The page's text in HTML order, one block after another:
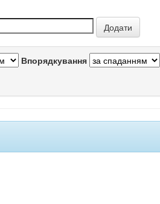
Впорядкування